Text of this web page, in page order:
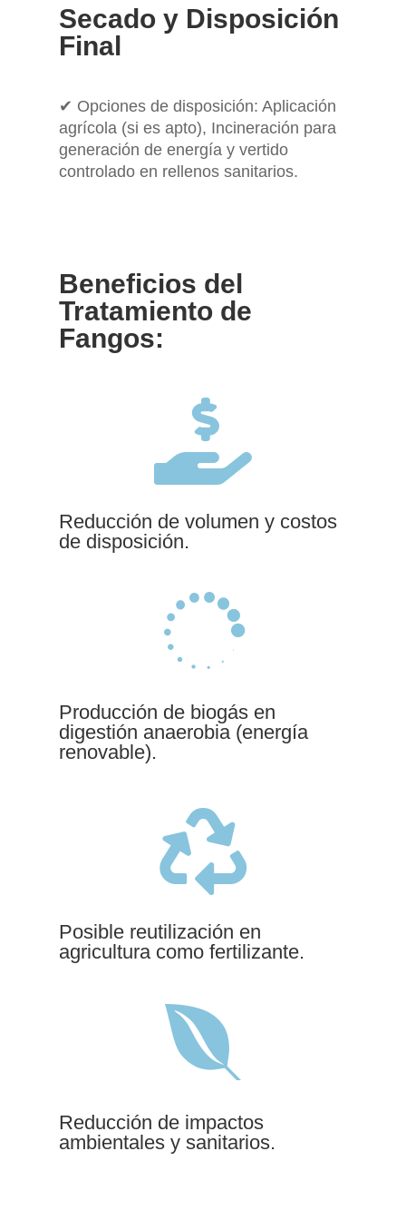
Secado y Disposición
Final
✔ Opciones de disposición: Aplicación
agrícola (si es apto), Incineración para
generación de energía y vertido
controlado en rellenos sanitarios.
Beneficios del
Tratamiento de
Fangos:

Reducción de volumen y costos
de disposición.

Producción de biogás en
digestión anaerobia (energía
renovable).

Posible reutilización en
agricultura como fertilizante.

Reducción de impactos
ambientales y sanitarios.